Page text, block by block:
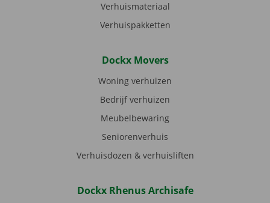
Verhuismateriaal
Verhuispakketten
Dockx Movers
Woning verhuizen
Bedrijf verhuizen
Meubelbewaring
Seniorenverhuis
Verhuisdozen & verhuisliften
Dockx Rhenus Archisafe